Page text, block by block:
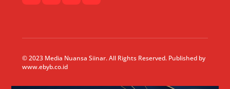
© 2023 Media Nuansa Siinar. All Rights Reserved. Published by
www.ebyb.co.id